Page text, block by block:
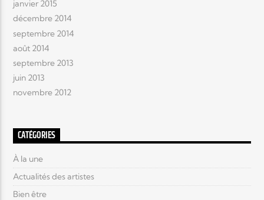
janvier 2015
décembre 2014
septembre 2014
août 2014
septembre 2013
juin 2013
novembre 2012
CATÉGORIES
À la une
Actualités des artistes
Bien être